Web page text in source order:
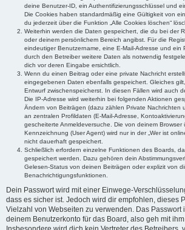
deine Benutzer-ID, ein Authentifizierungsschlüssel und
Die Cookies haben standardmäßig eine Gültigkeit von
du jederzeit über die Funktion „Alle Cookies löschen“
Weiterhin werden die Daten gespeichert, die du bei der
oder deinem persönlichem Bereich angibst. Für die
eindeutiger Benutzername, eine E-Mail-Adresse und ein
durch den Betreiber weitere Daten als notwendig
dich vor deren Eingabe ersichtlich.
Wenn du einen Beitrag oder eine private Nachricht
eingegebenen Daten ebenfalls gespeichert. Gleiches
Entwurf zwischenspeicherst. In diesen Fällen wird auch
Die IP-Adresse wird weiterhin bei folgenden Aktionen
Ändern von Beiträgen (dazu zählen Private Nachrichten
an zentralen Profildaten (E-Mail-Adresse,
gescheiterte Anmeldeversuche. Die von deinem Browser
Kennzeichnung (User Agent) wird nur in der „Wer ist
nicht dauerhaft gespeichert.
Schließlich erfordern einzelne Funktionen des Boards,
gespeichert werden. Dazu gehören dein
Gelesen-Status von deinen Beiträgen oder explizit von
Benachrichtigungsfunktionen.
Dein Passwort wird mit einer Einwege-
dass es sicher ist. Jedoch wird dir empfohlen, dieses
Vielzahl von Webseiten zu verwenden. Das Passwort
deinem Benutzerkonto für das Board, also geh mit